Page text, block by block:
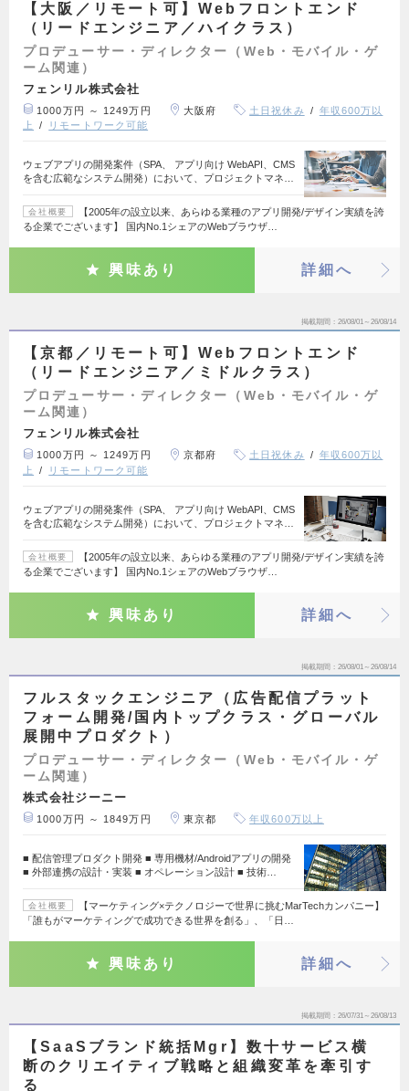
【大阪／リモート可】Webフロントエンド
（リードエンジニア／ハイクラス）
プロデューサー・ディレクター（Web・モバイル・ゲ
ーム関連）
フェンリル株式会社
1000万円 ～ 1249万円 大阪府 土日祝休み
年収600万以
上
リモートワーク可能
ウェブアプリの開発案件（SPA、 アプリ向け WebAPI、CMS
を含む広範なシステム開発）において、プロジェクトマネ…
会社概要
【2005年の設立以来、あらゆる業種のアプリ開発/デザイン実績を誇
る企業でございます】 国内No.1シェアのWebブラウザ…
興味あり 詳細へ
掲載期間 26/08/01～26/08/14
【京都／リモート可】Webフロントエンド
（リードエンジニア／ミドルクラス）
プロデューサー・ディレクター（Web・モバイル・ゲ
ーム関連）
フェンリル株式会社
1000万円 ～ 1249万円 京都府 土日祝休み
年収600万以
上
リモートワーク可能
ウェブアプリの開発案件（SPA、 アプリ向け WebAPI、CMS
を含む広範なシステム開発）において、プロジェクトマネ…
会社概要
【2005年の設立以来、あらゆる業種のアプリ開発/デザイン実績を誇
る企業でございます】 国内No.1シェアのWebブラウザ…
興味あり 詳細へ
掲載期間 26/08/01～26/08/14
フルスタックエンジニア（広告配信プラット
フォーム開発/国内トップクラス・グローバル
展開中プロダクト）
プロデューサー・ディレクター（Web・モバイル・ゲ
ーム関連）
株式会社ジーニー
1000万円 ～ 1849万円 東京都 年収600万以上
■ 配信管理プロダクト開発 ■ 専用機材/Androidアプリの開発
■ 外部連携の設計・実装 ■ オペレーション設計 ■ 技術…
会社概要
【マーケティング×テクノロジーで世界に挑むMarTechカンパニー】
「誰もがマーケティングで成功できる世界を創る」、「日…
興味あり 詳細へ
掲載期間 26/07/31～26/08/13
【SaaSブランド統括Mgr】数十サービス横
断のクリエイティブ戦略と組織変革を牽引す
る